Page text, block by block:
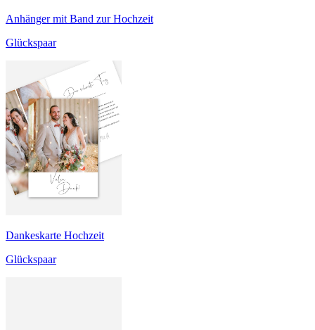
Anhänger mit Band zur Hochzeit
Glückspaar
Dankeskarte Hochzeit
Glückspaar